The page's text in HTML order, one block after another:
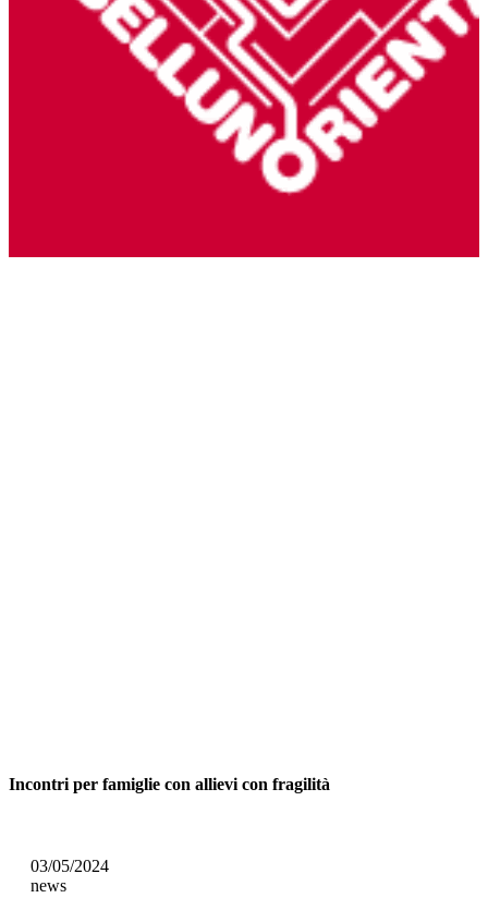
Incontri per famiglie con allievi con fragilità
03/05/2024
news